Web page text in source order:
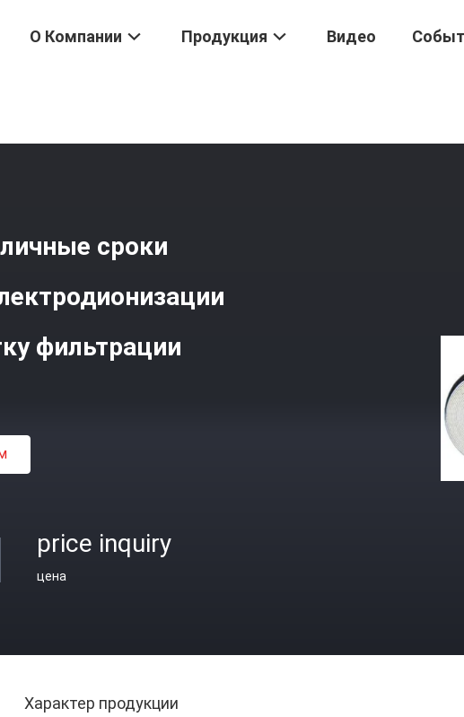
О Компании Продукция Видео
сроки
фильтрации
price inquiry
цена
Характер продукции